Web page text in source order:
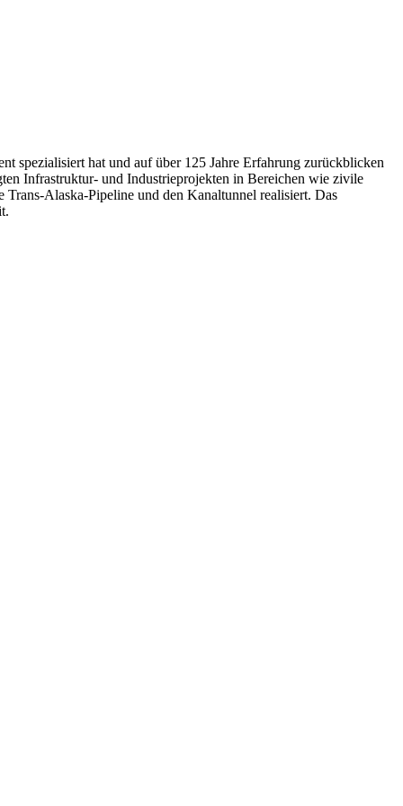
spezialisiert hat und auf über 125 Jahre Erfahrung zurückblicken
Infrastruktur- und Industrieprojekten in Bereichen wie zivile
Alaska-Pipeline und den Kanaltunnel realisiert. Das